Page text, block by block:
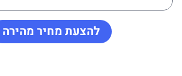
להצעת מחיר מהירה